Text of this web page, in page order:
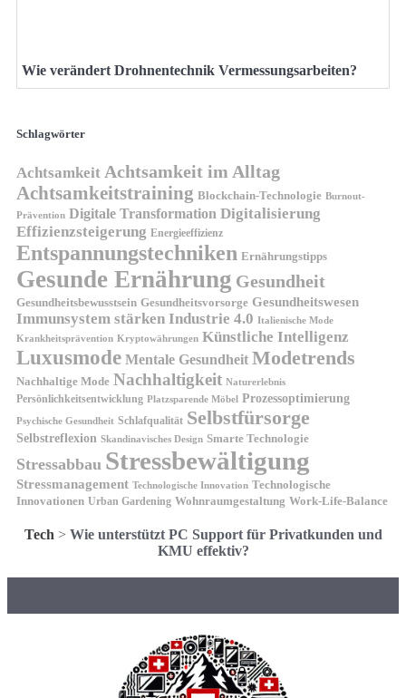
Wie verändert Drohnentechnik Vermessungsarbeiten?
Schlagwörter
Achtsamkeit Achtsamkeit im Alltag
Achtsamkeitstraining Blockchain-Technologie Burnout-
Prävention Digitale Transformation Digitalisierung
Effizienzsteigerung Energieeffizienz
Entspannungstechniken Ernährungstipps
Gesunde Ernährung Gesundheit
Gesundheitsbewusstsein Gesundheitsvorsorge Gesundheitswesen
Immunsystem stärken Industrie 4.0 Italienische Mode
Krankheitsprävention Kryptowährungen Künstliche Intelligenz
Luxusmode Mentale Gesundheit Modetrends
Nachhaltige Mode Nachhaltigkeit Naturerlebnis
Persönlichkeitsentwicklung Platzsparende Möbel Prozessoptimierung
Psychische Gesundheit Schlafqualität Selbstfürsorge
Selbstreflexion Skandinavisches Design Smarte Technologie
Stressabbau Stressbewältigung
Stressmanagement Technologische Innovation Technologische
Innovationen Urban Gardening Wohnraumgestaltung Work-Life-Balance
Tech > Wie unterstützt PC Support für Privatkunden und
KMU effektiv?